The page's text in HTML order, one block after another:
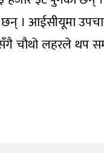
। आईसीयूमा
चौथो लहरले थप